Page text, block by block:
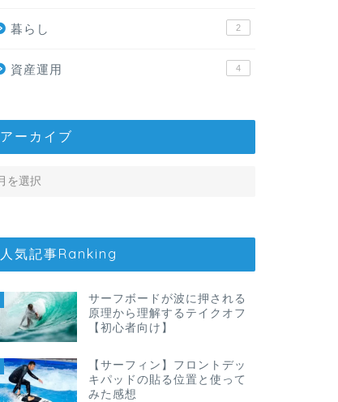
暮らし 2
資産運用 4
アーカイブ
人気記事Ranking
サーフボードが波に押される
原理から理解するテイクオフ
【初心者向け】
【サーフィン】フロントデッ
キパッドの貼る位置と使って
みた感想